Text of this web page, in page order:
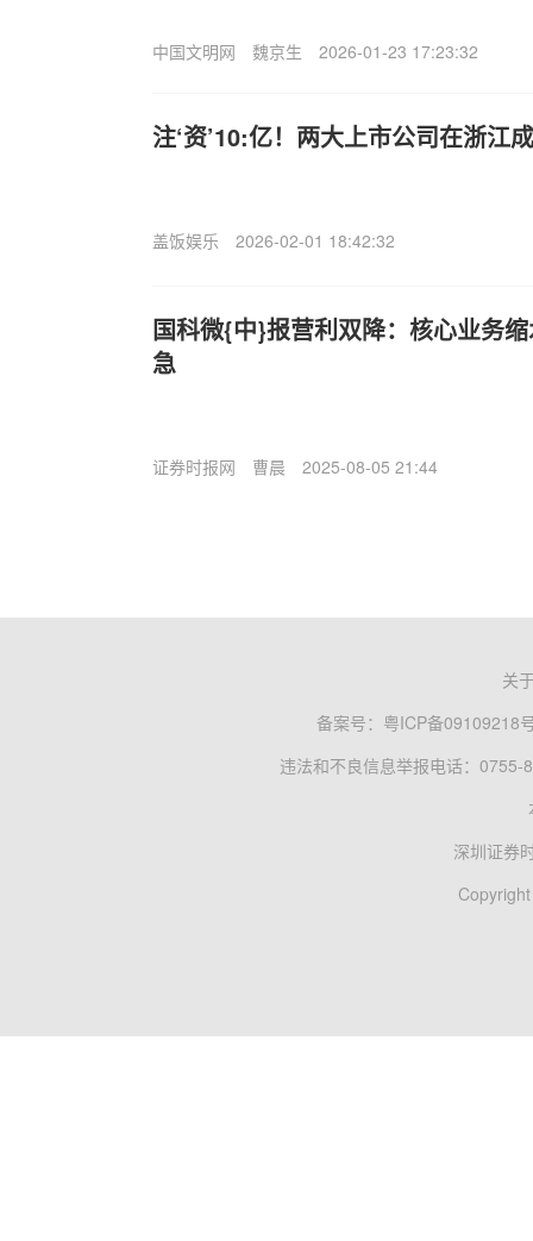
中国文明网 魏京生 2026-01-23 17:23:32
注‘资’10:亿！两大上市公司在浙江
盖饭娱乐 2026-02-01 18:42:32
国科微{中}报营利双降：核心业务
急
证券时报网 曹晨 2025-08-05 21:44
关
备案号： 粤ICP备09109218
违法和不良信息举报电话：0755-
深圳证券